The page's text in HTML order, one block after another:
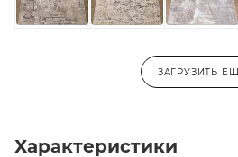
ЗАГРУЗИТЬ
Характеристики